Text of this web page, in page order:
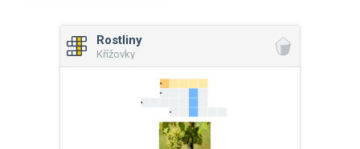
Rostliny
Křížovky